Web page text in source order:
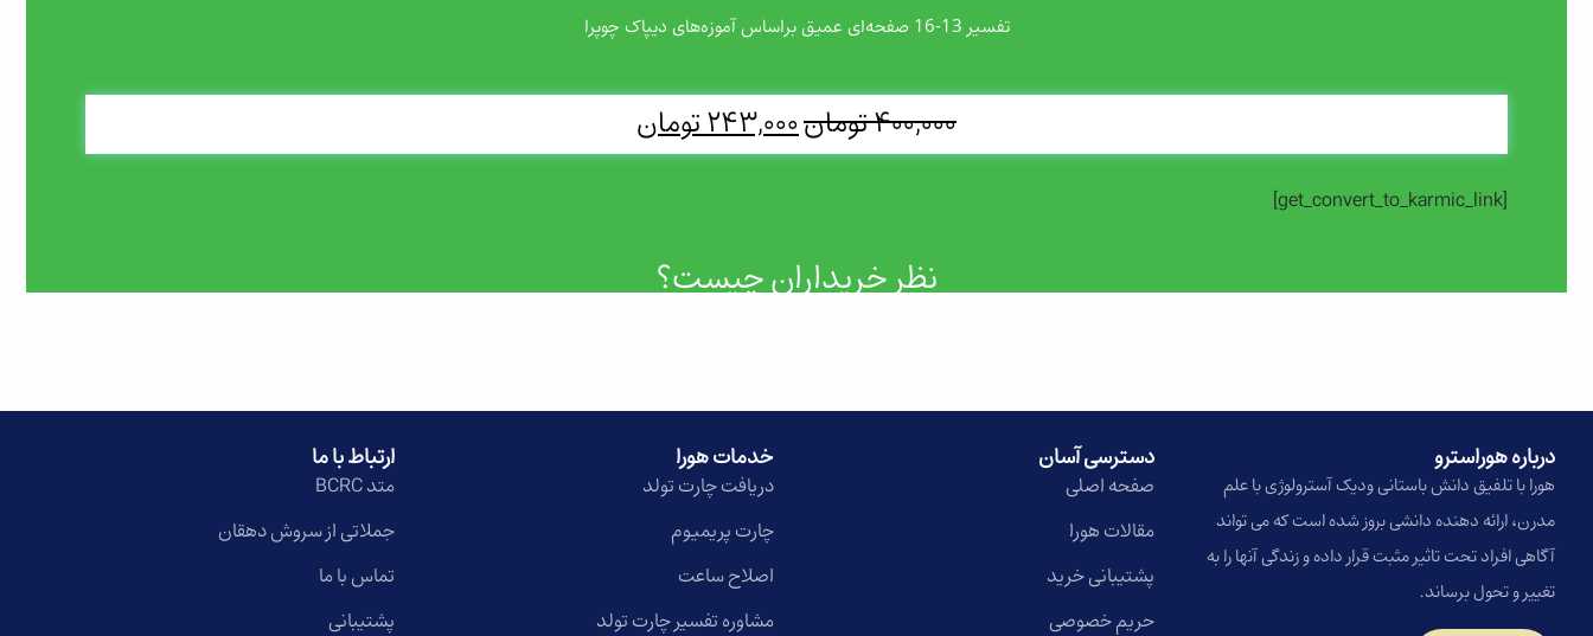
تفسیر 13-16 صفحه‌ای عمیق براساس آموزه‌های دیپاک چوپرا
400,000تومان243,000تومان
[get_convert_to_karmic_link]
نظر خریداران چیست؟
درباره هوراسترو​
هورا با تلفیق دانش باستانی ودیک آسترولوژی با علم
مدرن، ارائه دهنده دانشی بروز شده است که می تواند
آگاهی افراد تحت تاثیر مثبت قرار داده و زندگی آنها را به
تغییر و تحول برساند.
دسترسی آسان
صفحه اصلی
مقالات هورا
پشتیبانی خرید
حریم خصوصی
خدمات هورا
دریافت چارت تولد
چارت پریمیوم
اصلاح ساعت
مشاوره تفسیر چارت تولد
ارتباط با ما
متد BCRC
جملاتی از سروش دهقان
تماس با ما
پشتیبانی